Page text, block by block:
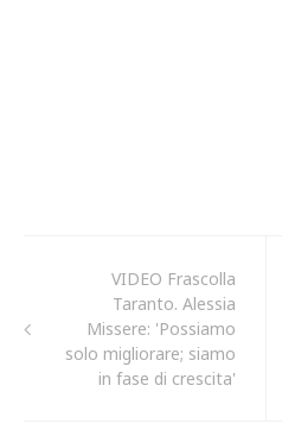
VIDEO Frascolla
Taranto. Alessia
Missere: 'Possiamo
solo migliorare; siamo
in fase di crescita'